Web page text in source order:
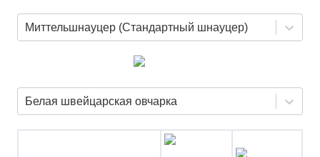
Миттельшнауцер (Стандартный шнауцер)
Белая швейцарская овчарка